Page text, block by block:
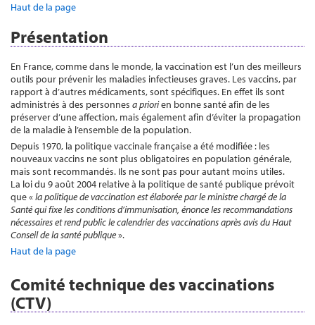
Haut de la page
Présentation
En France, comme dans le monde, la vaccination est l’un des meilleurs
outils pour prévenir les maladies infectieuses graves. Les vaccins, par
rapport à d’autres médicaments, sont spécifiques. En effet ils sont
administrés à des personnes a priorien bonne santé afin de les
préserver d’une affection, mais également afin d’éviter la propagation
de la maladie à l’ensemble de la population.
Depuis 1970, la politique vaccinale française a été modifiée : les
nouveaux vaccins ne sont plus obligatoires en population générale,
mais sont recommandés. Ils ne sont pas pour autant moins utiles.
La loi du 9 août 2004 relative à la politique de santé publique prévoit
que «la politique de vaccination est élaboréepar le ministre chargé de la
Santé qui fixe les conditionsd’immunisation, énonce les recommandations
nécessaires etrend public le calendrier des vaccinations après avis du Haut
Conseil de la santé publique».
Haut de la page
Comité technique des vaccinations
(CTV)